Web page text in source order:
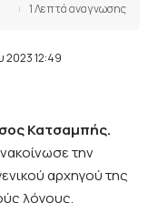
2023 12:49
1 Λεπτά αναγνωσης
Κατσαμπής.
την
αρχηγού της
λόγους.